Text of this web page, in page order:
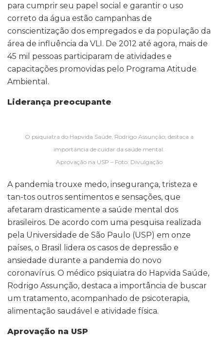
para cumprir seu papel social e garantir o uso
correto da água estão campanhas de
conscientização dos empregados e da população da
área de influência da VLI. De 2012 até agora, mais de
45 mil pessoas participaram de atividades e
capacitações promovidas pelo Programa Atitude
Ambiental.
Liderança preocupante
O psiquiatra do Hapvida Saúde, Rodrigo Assunção, destaca a
importância de cuidar da saúde mental.
Aprovação na USP – Foto: Divulgação
A pandemia trouxe medo, insegurança, tristeza e
tan-tos outros sentimentos e sensações, que
afetaram drasticamente a saúde mental dos
brasileiros. De acordo com uma pesquisa realizada
pela Universidade de São Paulo (USP) em onze
países, o Brasil lidera os casos de depressão e
ansiedade durante a pandemia do novo
coronavírus. O médico psiquiatra do Hapvida Saúde,
Rodrigo Assunção, destaca a importância de buscar
um tratamento, acompanhado de psicoterapia,
alimentação saudável e atividade física.
Aprovação na USP